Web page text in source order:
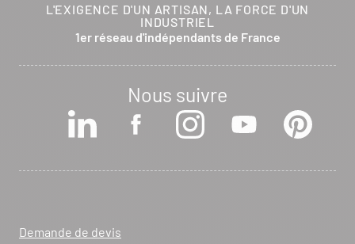
L'EXIGENCE D'UN ARTISAN, LA FORCE D'UN
INDUSTRIEL
1er réseau d'indépendants de France
Nous suivre
Demande de devis